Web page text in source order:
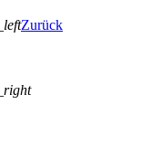
Zurück